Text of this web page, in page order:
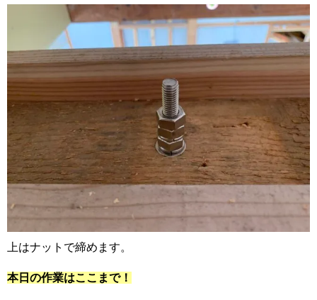
上はナットで締めます。
本日の作業はここまで！